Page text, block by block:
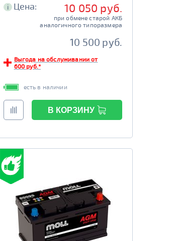
i Цена: 10 050 руб.
при обмене старой АКБ
аналогичного типоразмера
10 500 руб.
Выгода на обслуживании от
600 руб.*
есть в наличии
В КОРЗИНУ